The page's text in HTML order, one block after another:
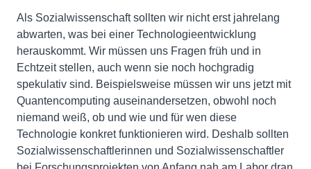
Als Sozialwissenschaft sollten wir nicht erst jahrelang
abwarten, was bei einer Technologieentwicklung
herauskommt. Wir müssen uns Fragen früh und in
Echtzeit stellen, auch wenn sie noch hochgradig
spekulativ sind. Beispielsweise müssen wir uns jetzt mit
Quantencomputing auseinandersetzen, obwohl noch
niemand weiß, ob und wie und für wen diese
Technologie konkret funktionieren wird. Deshalb sollten
Sozialwissenschaftlerinnen und Sozialwissenschaftler